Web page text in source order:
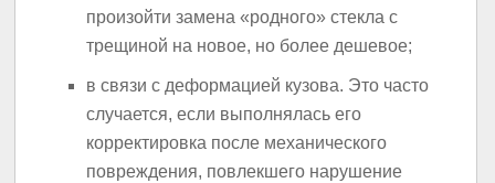
произойти замена «родного» стекла с
трещиной на новое, но более дешевое;
в связи с деформацией кузова. Это часто
случается, если выполнялась его
корректировка после механического
повреждения, повлекшего нарушение